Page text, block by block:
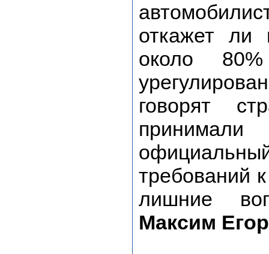
откажет ли
около
говорят
требований
лишние
Максим